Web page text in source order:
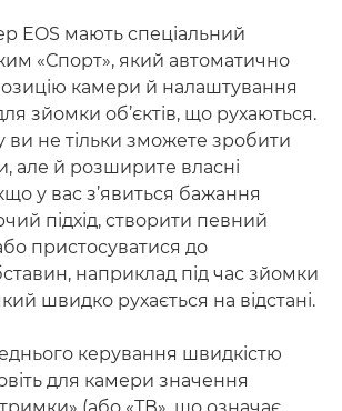
EOS мають спеціальний
«Спорт», який автоматично
камери й налаштування
зйомки об’єктів, що рухаються.
ви не тільки зможете зробити
але й розширите власні
у вас з’явиться бажання
підхід, створити певний
пристосуватися до
наприклад під час зйомки
швидко рухається на відстані.
керування швидкістю
для камери значення
(або «ТВ», що означає